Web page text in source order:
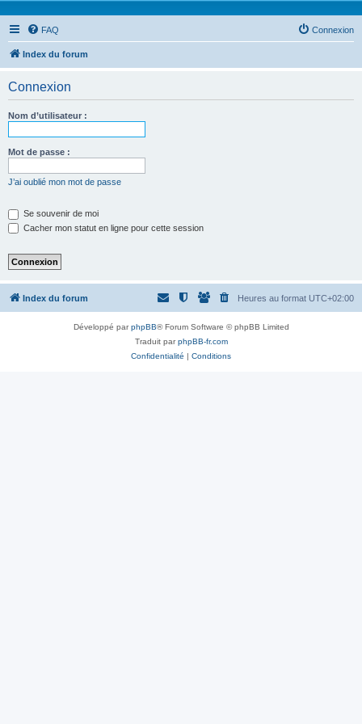
FAQ Connexion
Index du forum
Connexion
Nom d’utilisateur :
Mot de passe :
J’ai oublié mon mot de passe
Se souvenir de moi
Cacher mon statut en ligne pour cette session
Index du forum Heures au format UTC+02:00
Développé parphpBB® Forum Software © phpBB Limited
Traduit parphpBB-fr.com
Confidentialité | Conditions